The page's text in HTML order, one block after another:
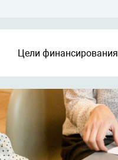
Цели финансирования